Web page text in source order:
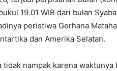
19.01 WIB dari bulan
peristiwa Gerhana
dan Amerika Selatan.
nampak karena